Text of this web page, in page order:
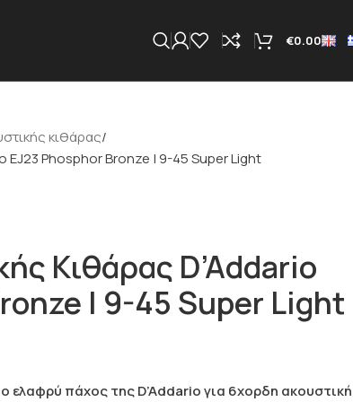
€0.00
κιθάρας
EJ23 Phosphor Bronze | 9-45 Super Light
Κιθάρας D’Addario
| 9-45 Super Light
ελαφρύ πάχος της D’Addario για 6χορδη ακουστική